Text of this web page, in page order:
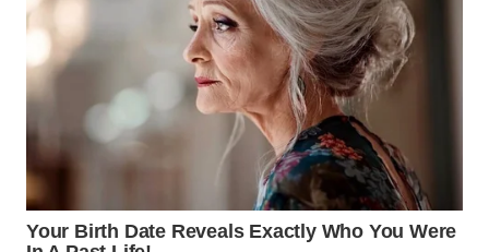
WN
SEMARANG
SOLO
WN
BOROBUDUR